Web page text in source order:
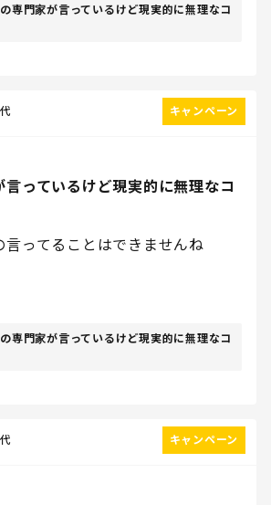
専門家が言っているけど現実的に無理なコ
っているけど現実的に無理なコ
キャンペーン
言ってることはできませんね
専門家が言っているけど現実的に無理なコ
キャンペーン